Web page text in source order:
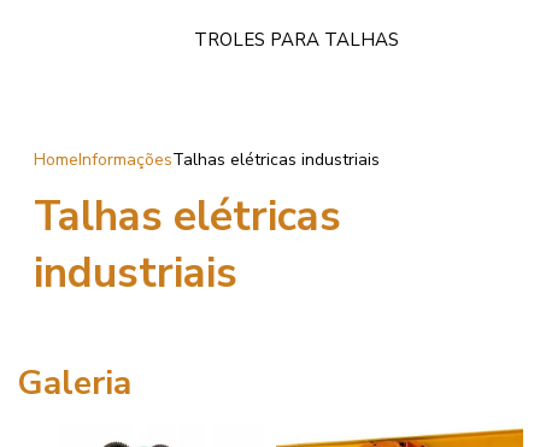
TROLES PARA TALHAS
HomeInformaçõesTalhas elétricas industriais
Talhas elétricas
industriais
Galeria